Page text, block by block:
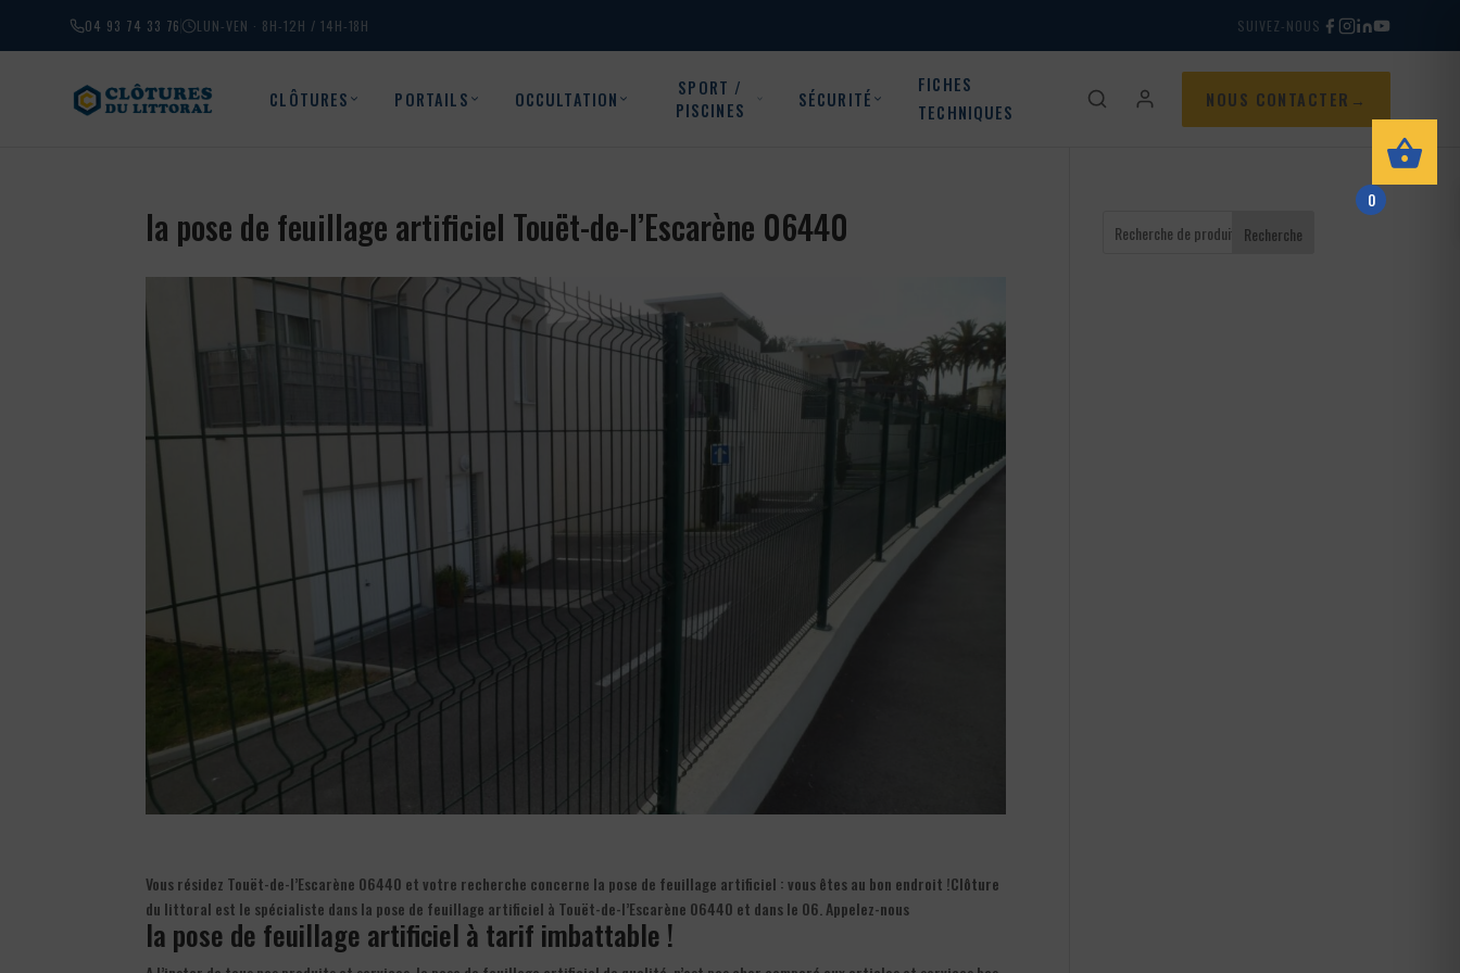
04 93 74 33 76 LUN-VEN · 8H-12H / 14H-18H SUIVEZ-NOUS
CLÔTURES PORTAILS OCCULTATION
SPORT /
PISCINES
SÉCURITÉ
FICHES
TECHNIQUES
NOUS CONTACTER
la pose de feuillage artificiel Touët-de-l’Escarène 06440
Vous résidez Touët-de-l’Escarène 06440 et votre recherche concerne la pose de feuillage artificiel : vous êtes au bon endroit !Clôture
du littoral est le spécialiste dans la pose de feuillage artificiel à Touët-de-l’Escarène 06440 et dans le 06. Appelez-nous
la pose de feuillage artificiel à tarif imbattable !
Recherche
0